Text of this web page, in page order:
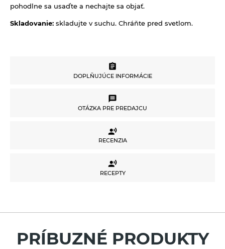
Výrobky z obilnín a polotovary
Polotovary
Zmesi na varenie a pečenie
Čokolády, cukríky, lízatká
Éterické oleje na kulinárske účely
Propagačný materiál
pohodlne sa usaďte a nechajte sa objať.
Skladovanie: skladujte v suchu. Chráňte pred svetlom.
DOPLŇUJÚCE INFORMÁCIE
DOPLŇUJÚCE INFORMÁCIE
OTÁZKA PRE PREDAJCU
OTÁZKA PRE PREDAJCU
Potrebujete poradiť s výberom produktu alebo
máte akékoľvek ďalšie otázky?
RECENZIA
RECEPTY
PRÍBUZNÉ PRODUKTY